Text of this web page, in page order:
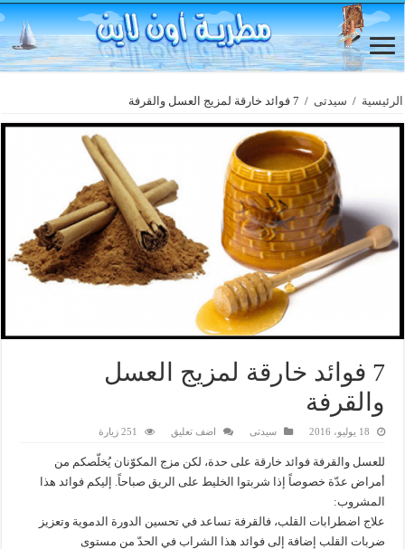
الرئيسية / سيدتى / 7 فوائد خارقة لمزيج العسل والقرفة
7 فوائد خارقة لمزيج العسل
والقرفة
18 يوليو، 2016 سيدتى اضف تعليق 251 زيارة
للعسل والقرفة فوائد خارقة على حدة، لكن مزج المكوّنان يُخلّصكم من
أمراض عدّة خصوصاً إذا شربتوا الخليط على الريق صباحاً. إليكم فوائد هذا
المشروب:
علاج اضطرابات القلب، فالقرفة تساعد في تحسين الدورة الدموية وتعزيز
ضربات القلب إضافة إلى فوائد هذا الشراب في الحدّ من مستوى